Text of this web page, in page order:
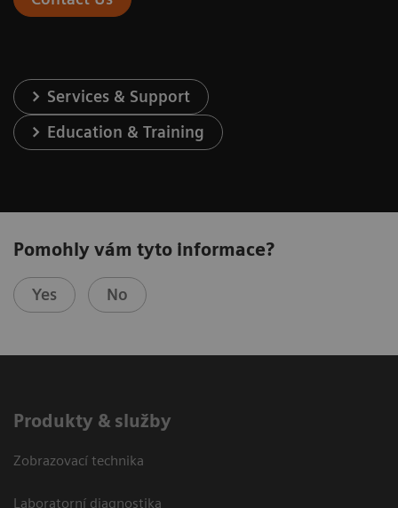
Services & Support
Education & Training
Pomohly vám tyto informace?
Yes No
Produkty & služby
Zobrazovací technika
Laboratorní diagnostika